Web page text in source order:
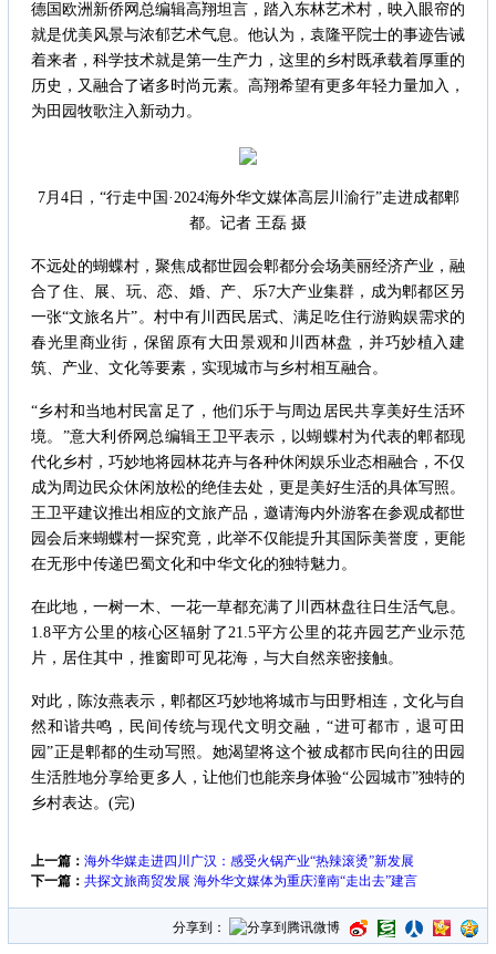
德国欧洲新侨网总编辑高翔坦言，踏入东林艺术村，映入眼帘的
就是优美风景与浓郁艺术气息。他认为，袁隆平院士的事迹告诫
着来者，科学技术就是第一生产力，这里的乡村既承载着厚重的
历史，又融合了诸多时尚元素。高翔希望有更多年轻力量加入，
为田园牧歌注入新动力。
7月4日，“行走中国·2024海外华文媒体高层川渝行”走进成都郫
都。记者 王磊 摄
不远处的蝴蝶村，聚焦成都世园会郫都分会场美丽经济产业，融
合了住、展、玩、恋、婚、产、乐7大产业集群，成为郫都区另
一张“文旅名片”。村中有川西民居式、满足吃住行游购娱需求的
春光里商业街，保留原有大田景观和川西林盘，并巧妙植入建
筑、产业、文化等要素，实现城市与乡村相互融合。
“乡村和当地村民富足了，他们乐于与周边居民共享美好生活环
境。”意大利侨网总编辑王卫平表示，以蝴蝶村为代表的郫都现
代化乡村，巧妙地将园林花卉与各种休闲娱乐业态相融合，不仅
成为周边民众休闲放松的绝佳去处，更是美好生活的具体写照。
王卫平建议推出相应的文旅产品，邀请海内外游客在参观成都世
园会后来蝴蝶村一探究竟，此举不仅能提升其国际美誉度，更能
在无形中传递巴蜀文化和中华文化的独特魅力。
在此地，一树一木、一花一草都充满了川西林盘往日生活气息。
1.8平方公里的核心区辐射了21.5平方公里的花卉园艺产业示范
片，居住其中，推窗即可见花海，与大自然亲密接触。
对此，陈汝燕表示，郫都区巧妙地将城市与田野相连，文化与自
然和谐共鸣，民间传统与现代文明交融，“进可都市，退可田
园”正是郫都的生动写照。她渴望将这个被成都市民向往的田园
生活胜地分享给更多人，让他们也能亲身体验“公园城市”独特的
乡村表达。(完)
上一篇： 海外华媒走进四川广汉：感受火锅产业“热辣滚烫”新发展
下一篇： 共探文旅商贸发展 海外华文媒体为重庆潼南“走出去”建言
分享到：